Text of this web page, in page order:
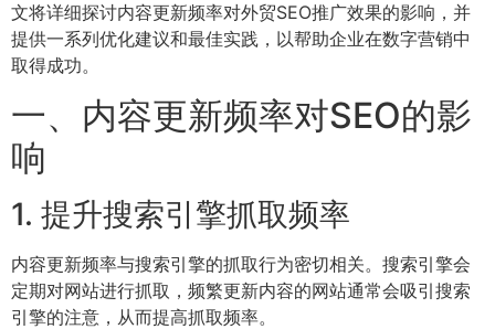
文将详细探讨内容更新频率对外贸SEO推广效果的影响，并
提供一系列优化建议和最佳实践，以帮助企业在数字营销中
取得成功。
一、内容更新频率对SEO的影
响
1. 提升搜索引擎抓取频率
内容更新频率与搜索引擎的抓取行为密切相关。搜索引擎会
定期对网站进行抓取，频繁更新内容的网站通常会吸引搜索
引擎的注意，从而提高抓取频率。